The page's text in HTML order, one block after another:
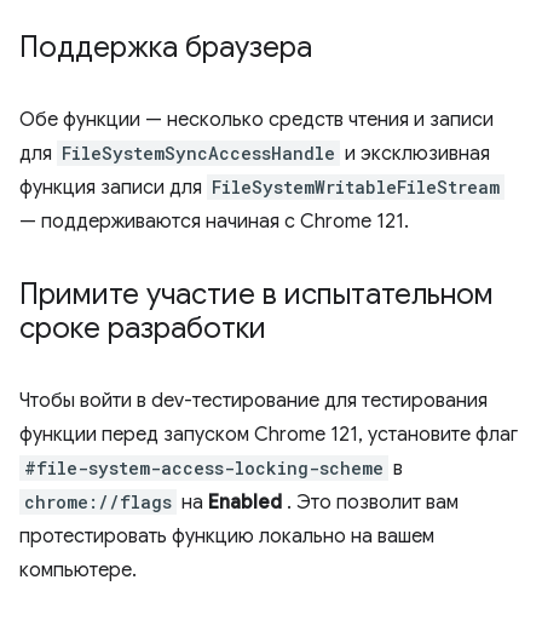
Поддержка браузера
Обе функции — несколько средств чтения и записи
для FileSystemSyncAccessHandle и эксклюзивная
функция записи для FileSystemWritableFileStream
— поддерживаются начиная с Chrome 121.
Примите участие в испытательном
сроке разработки
Чтобы войти в dev-тестирование для тестирования
функции перед запуском Chrome 121, установите флаг
#file-system-access-locking-scheme в
chrome://flags на Enabled . Это позволит вам
протестировать функцию локально на вашем
компьютере.